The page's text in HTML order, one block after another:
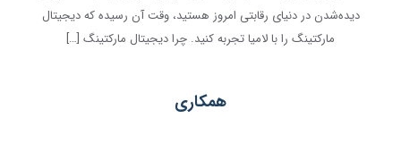
دیده‌شدن در دنیای رقابتی امروز هستید، وقت آن رسیده که دیجیتال
مارکتینگ را با لامیا تجربه کنید. چرا دیجیتال مارکتینگ […]
همکاری